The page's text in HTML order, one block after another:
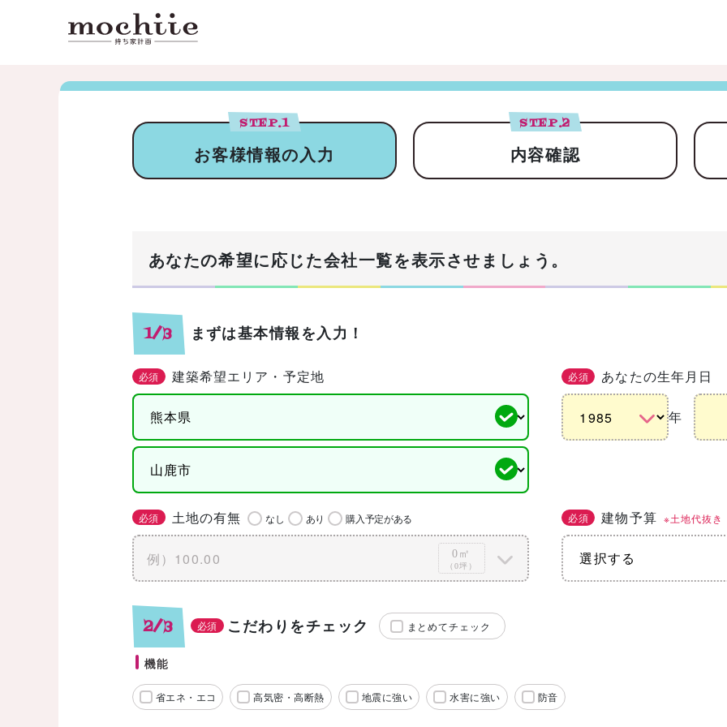
STEP.1
お客様情報の入力
STEP.2
内容確認
あなたの希望に応じた会社一覧を表示させましょう。
1/3 まずは基本情報を入力！
必須 建築希望エリア・予定地 必須 あなたの生年月日
年
必須 土地の有無 なし あり 購入予定がある
0㎡
（0坪）
必須 建物予算 ※土地代抜き
2/3 必須 こだわりをチェック まとめてチェック
機能
省エネ・エコ 高気密・高断熱 地震に強い 水害に強い 防音